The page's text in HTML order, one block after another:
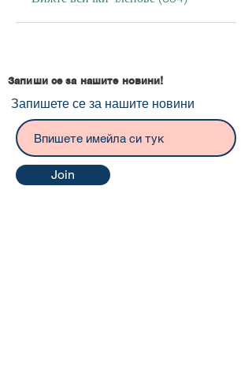
Запиши се за нашите новини!
Запишете се за нашите новини
Join